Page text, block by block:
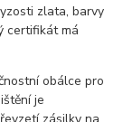
zlata, barvy
certifikát má
obálce pro
je